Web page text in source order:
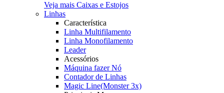
Veja mais Caixas e Estojos
Linhas
Característica
Linha Multifilamento
Linha Monofilamento
Leader
Acessórios
Máquina fazer Nó
Contador de Linhas
Magic Line(Monster 3x)